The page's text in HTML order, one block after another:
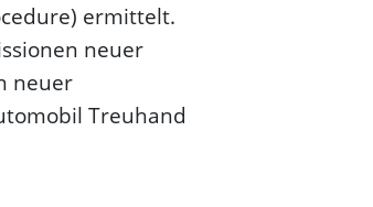
ermittelt.
neuer
neuer
Treuhand